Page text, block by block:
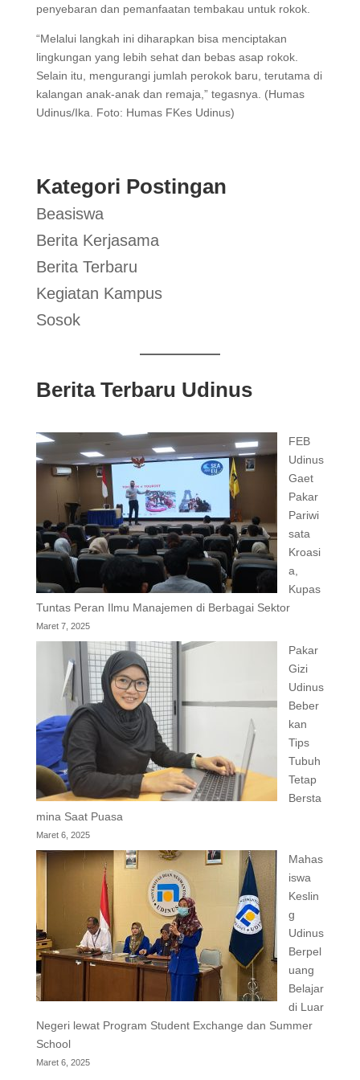
penyebaran dan pemanfaatan tembakau untuk rokok.
“Melalui langkah ini diharapkan bisa menciptakan
lingkungan yang lebih sehat dan bebas asap rokok.
Selain itu, mengurangi jumlah perokok baru, terutama di
kalangan anak-anak dan remaja,” tegasnya. (Humas
Udinus/Ika. Foto: Humas FKes Udinus)
Kategori Postingan
Beasiswa
Berita Kerjasama
Berita Terbaru
Kegiatan Kampus
Sosok
Berita Terbaru Udinus
FEB
Udinus
Gaet
Pakar
Pariwi
sata
Kroasi
a,
Kupas
Tuntas Peran Ilmu Manajemen di Berbagai Sektor
Maret 7, 2025
Pakar
Gizi
Udinus
Beber
kan
Tips
Tubuh
Tetap
Bersta
mina Saat Puasa
Maret 6, 2025
Mahas
iswa
Keslin
g
Udinus
Berpel
uang
Belajar
di Luar
Negeri lewat Program Student Exchange dan Summer
School
Maret 6, 2025